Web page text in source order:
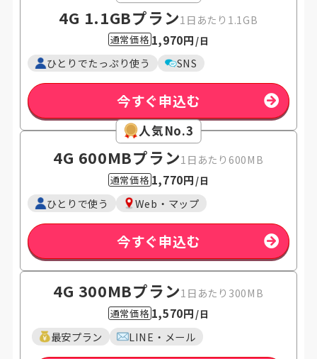
4G 1.1GBプラン1日あたり1.1GB
通常価格1,970円 /日
ひとりでたっぷり使う SNS
今すぐ申込む
人気No.3
4G 600MBプラン1日あたり600MB
通常価格1,770円 /日
ひとりで使う Web・マップ
今すぐ申込む
4G 300MBプラン1日あたり300MB
通常価格1,570円 /日
最安プラン LINE・メール